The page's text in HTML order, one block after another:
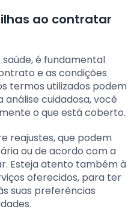
ao contratar
é fundamental
e as condições
termos utilizados podem
análise cuidadosa, você
o que está coberto.
reajustes, que podem
ou de acordo com a
Esteja atento também à
oferecidos, para ter
suas preferências